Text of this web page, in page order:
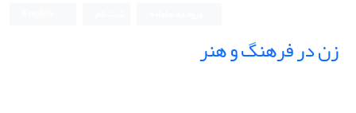
زن در فرهنگ و هنر